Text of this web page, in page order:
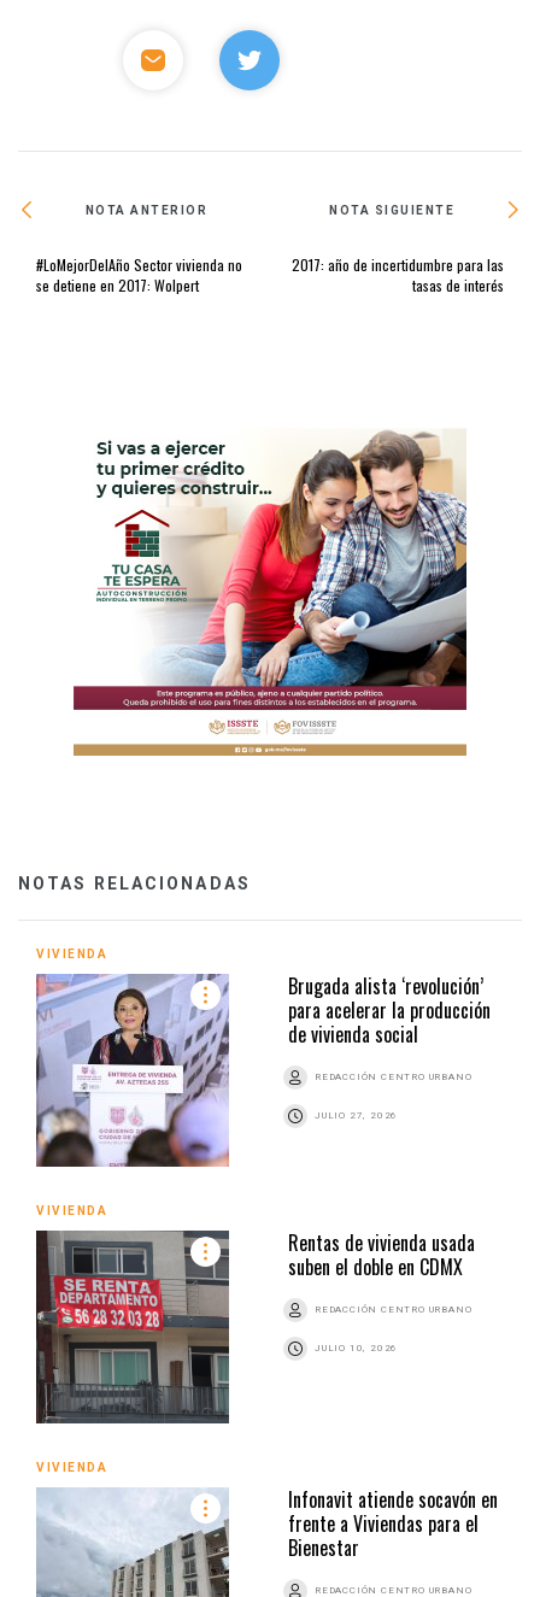
NOTA ANTERIOR
#LoMejorDelAño Sector vivienda no
se detiene en 2017: Wolpert
NOTA SIGUIENTE
2017: año de incertidumbre para las
tasas de interés
NOTAS RELACIONADAS
VIVIENDA
Brugada alista ‘revolución’
para acelerar la producción
de vivienda social
REDACCIÓN CENTRO URBANO
JULIO 27, 2026
VIVIENDA
Rentas de vivienda usada
suben el doble en CDMX
REDACCIÓN CENTRO URBANO
JULIO 10, 2026
VIVIENDA
Infonavit atiende socavón en
frente a Viviendas para el
Bienestar
REDACCIÓN CENTRO URBANO